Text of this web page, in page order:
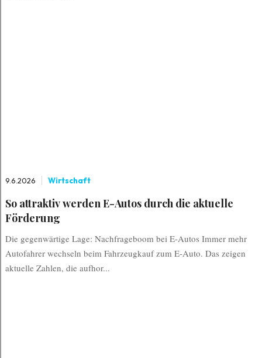
9.6.2026 Wirtschaft
So attraktiv werden E-Autos durch die aktuelle
Förderung
Die gegenwärtige Lage: Nachfrageboom bei E-Autos Immer mehr
Autofahrer wechseln beim Fahrzeugkauf zum E-Auto. Das zeigen
aktuelle Zahlen, die aufhor...